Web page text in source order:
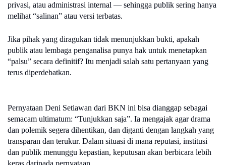
privasi, atau administrasi internal — sehingga publik sering hanya
melihat “salinan” atau versi terbatas.
Jika pihak yang diragukan tidak menunjukkan bukti, apakah
publik atau lembaga penganalisa punya hak untuk menetapkan
“palsu” secara definitif? Itu menjadi salah satu pertanyaan yang
terus diperdebatkan.
Pernyataan Deni Setiawan dari BKN ini bisa dianggap sebagai
semacam ultimatum: “Tunjukkan saja”. Ia mengajak agar drama
dan polemik segera dihentikan, dan diganti dengan langkah yang
transparan dan terukur. Dalam situasi di mana reputasi, institusi
dan publik menunggu kepastian, keputusan akan berbicara lebih
keras daripada pernyataan.